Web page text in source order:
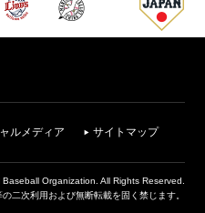
ルメディア サイトマップ
Organization. All Rights Reserved.
二次利用および無断転載を固く禁じます。